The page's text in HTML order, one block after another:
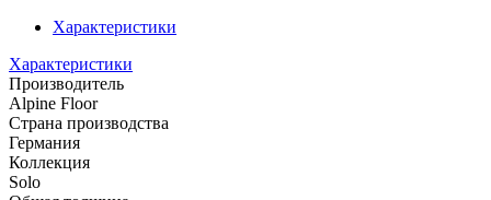
Характеристики
Характеристики
Производитель
Alpine Floor
Страна производства
Германия
Коллекция
Solo